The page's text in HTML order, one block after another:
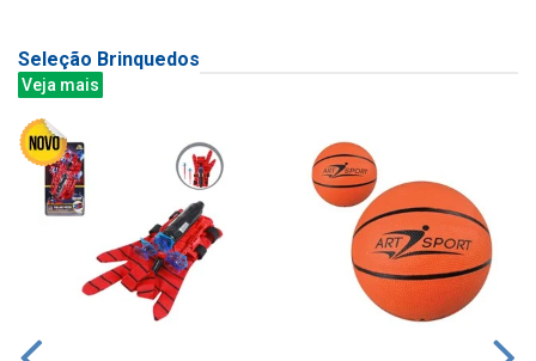
Seleção Brinquedos
Veja mais